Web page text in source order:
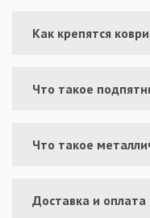
Как крепятся
Что такое
Что такое
Доставка и оплата